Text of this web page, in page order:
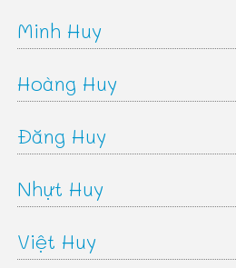
Minh Huy
Hoàng Huy
Đăng Huy
Nhựt Huy
Việt Huy